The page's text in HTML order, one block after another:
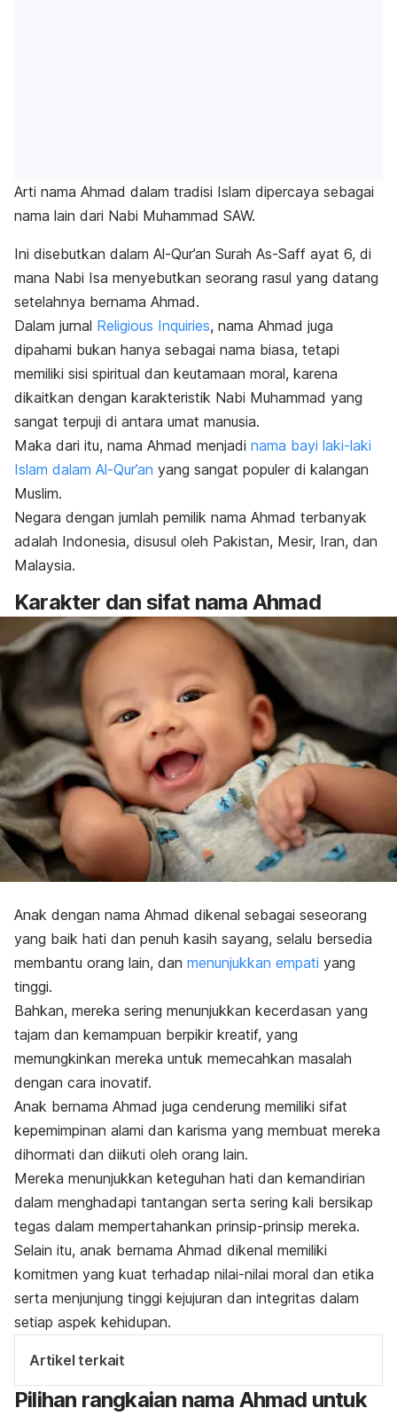
Arti nama Ahmad dalam tradisi Islam dipercaya sebagai
nama lain dari Nabi Muhammad SAW.
Ini disebutkan dalam Al-Qur’an Surah As-Saff ayat 6, di
mana Nabi Isa menyebutkan seorang rasul yang datang
setelahnya bernama Ahmad.
Dalam jurnal Religious Inquiries, nama Ahmad juga
dipahami bukan hanya sebagai nama biasa, tetapi
memiliki sisi spiritual dan keutamaan moral, karena
dikaitkan dengan karakteristik Nabi Muhammad yang
sangat terpuji di antara umat manusia.
Maka dari itu, nama Ahmad menjadi nama bayi laki-laki
Islam dalam Al-Qur’an yang sangat populer di kalangan
Muslim.
Negara dengan jumlah pemilik nama Ahmad terbanyak
adalah Indonesia, disusul oleh Pakistan, Mesir, Iran, dan
Malaysia.
Karakter dan sifat nama Ahmad
Anak dengan nama Ahmad dikenal sebagai seseorang
yang baik hati dan penuh kasih sayang, selalu bersedia
membantu orang lain, dan menunjukkan empati yang
tinggi.
Bahkan, mereka sering menunjukkan kecerdasan yang
tajam dan kemampuan berpikir kreatif, yang
memungkinkan mereka untuk memecahkan masalah
dengan cara inovatif.
Anak bernama Ahmad juga cenderung memiliki sifat
kepemimpinan alami dan karisma yang membuat mereka
dihormati dan diikuti oleh orang lain.
Mereka menunjukkan keteguhan hati dan kemandirian
dalam menghadapi tantangan serta sering kali bersikap
tegas dalam mempertahankan prinsip-prinsip mereka.
Selain itu, anak bernama Ahmad dikenal memiliki
komitmen yang kuat terhadap nilai-nilai moral dan etika
serta menjunjung tinggi kejujuran dan integritas dalam
setiap aspek kehidupan.
Artikel terkait
Pilihan rangkaian nama Ahmad untuk